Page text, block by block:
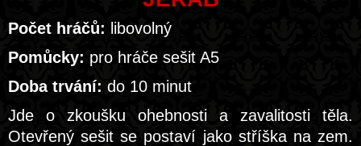
Počet hráčů: libovolný
Pomůcky: pro hráče sešit A5
Doba trvání: do 10 minut
Jde o zkoušku ohebnosti a zavalitosti těla.
Otevřený sešit se postaví jako stříška na zem.